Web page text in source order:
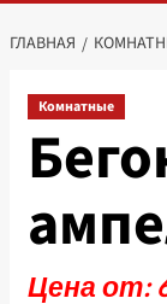
ГЛАВНАЯ
Комнатные
Цена от: